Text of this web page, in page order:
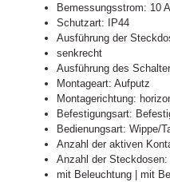
Bemessungsstrom: 10 A
Schutzart: IP44
Ausführung der
senkrecht
Ausführung des
Montageart: Aufputz
Montagerichtung:
Befestigungsart:
Bedienungsart: Wippe/
Anzahl der aktiven
Anzahl der Steckdosen:
mit Beleuchtung | mit